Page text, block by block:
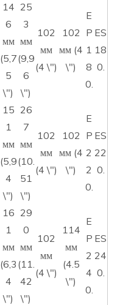
14
6
мм
(5,7
5
\")
25
3
мм
(9,9
6
\")
102
мм
(4 \")
102
мм (4
\")
E
P
1
8
0.
ES
18
0.
15
1
мм
(5,9
4
\")
26
7
мм
(10.
51
\")
102
мм
(4 \")
102
мм (4
\")
E
P
2
2
0.
ES
22
0.
16
1
мм
(6,3
4
\")
29
0
мм
(11.
42
\")
102
мм
(4 \")
114
мм
(4.5
\")
E
P
2
4
0.
ES
24
0.